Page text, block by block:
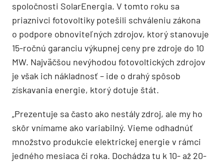
spoločnosti SolarEnergia. V tomto roku sa
priaznivci fotovoltiky potešili schváleniu zákona
o podpore obnoviteľných zdrojov, ktorý stanovuje
15-ročnú garanciu výkupnej ceny pre zdroje do 10
MW. Najväčšou nevýhodou fotovoltických zdrojov
je však ich nákladnosť – ide o drahý spôsob
získavania energie, ktorý dotuje štát.
„Prezentuje sa často ako nestály zdroj, ale my ho
skôr vnímame ako variabilný. Vieme odhadnúť
množstvo produkcie elektrickej energie v rámci
jedného mesiaca či roka. Dochádza tu k 10- až 20-